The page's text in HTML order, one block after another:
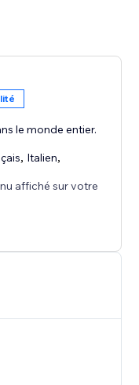
aux
à tous les
— pour
et intuitive. Un
à vos
de
dans un paysage
: nos rapports
le monde entier.
, Italien,
affiché sur votre